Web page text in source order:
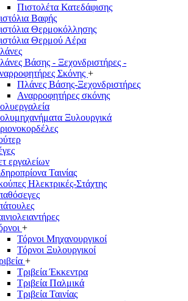
Πιστολέτα Κατεδάφισης
Βαφής
Θερμοκόλλησης
Θερμού Αέρα
Βάσης - Ξεχονδριστήρες -
Σκόνης +
Πλάνες Βάσης-Ξεχονδριστήρες
Αναρροφητήρες σκόνης
Ξυλουργικά
εργαλείων
Ταινίας
Ηλεκτρικές-Στάχτης
+
Τόρνοι Μηχανουργικοί
Τόρνοι Ξυλουργικοί
+
Τριβεία Έκκεντρα
Τριβεία Παλμικά
Τριβεία Ταινίας